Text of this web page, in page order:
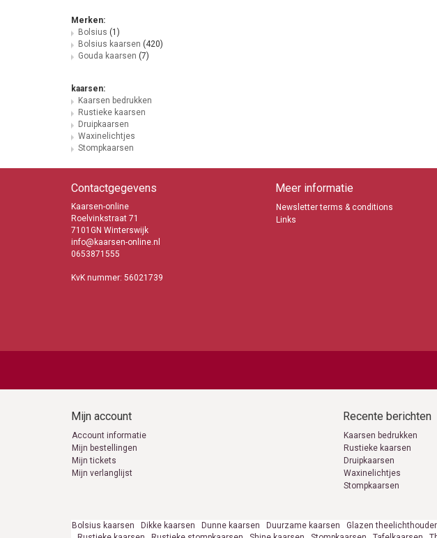
Merken:
Bolsius (1)
Bolsius kaarsen (420)
Gouda kaarsen (7)
kaarsen:
Kaarsen bedrukken
Rustieke kaarsen
Druipkaarsen
Waxinelichtjes
Stompkaarsen
Contactgegevens
Kaarsen-online
Roelvinkstraat 71
7101GN Winterswijk
info@kaarsen-online.nl
0653871555
KvK nummer: 56021739
Meer informatie
Newsletter terms & conditions
Links
Mijn account
Account informatie
Mijn bestellingen
Mijn tickets
Mijn verlanglijst
Recente berichten
Kaarsen bedrukken
Rustieke kaarsen
Druipkaarsen
Waxinelichtjes
Stompkaarsen
Bolsius kaarsen Dikke kaarsen Dunne kaarsen Duurzame kaarsen Glazen theelichthouder